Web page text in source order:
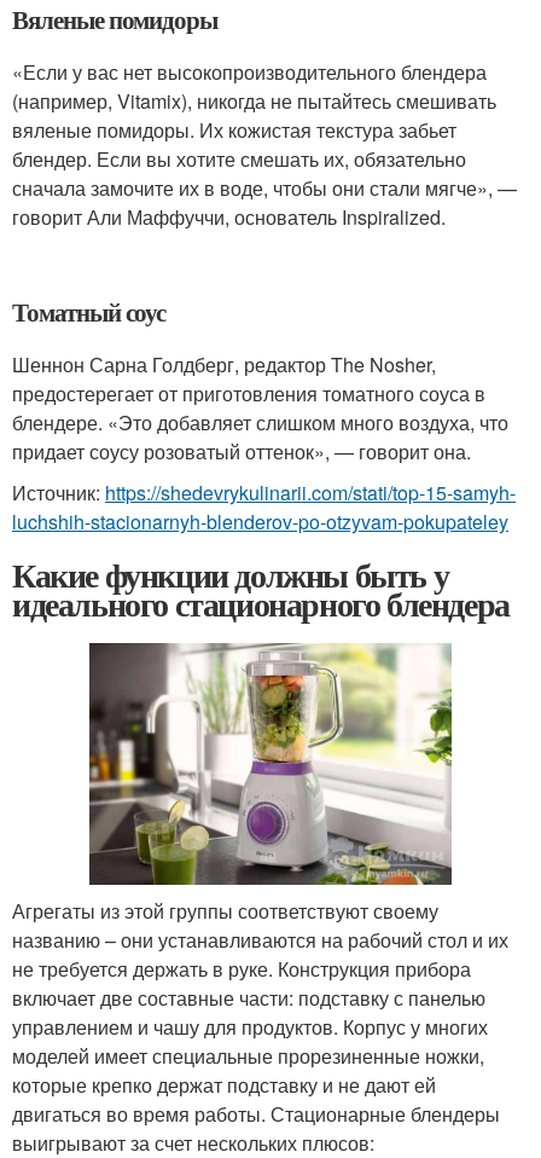
Вяленые помидоры
«Если у вас нет высокопроизводительного блендера
(например, Vitamix), никогда не пытайтесь смешивать
вяленые помидоры. Их кожистая текстура забьет
блендер. Если вы хотите смешать их, обязательно
сначала замочите их в воде, чтобы они стали мягче», —
говорит Али Маффуччи, основатель Inspiralized.
Томатный соус
Шеннон Сарна Голдберг, редактор The Nosher,
предостерегает от приготовления томатного соуса в
блендере. «Это добавляет слишком много воздуха, что
придает соусу розоватый оттенок», — говорит она.
Источник: https://shedevrykulinarii.com/stati/top-15-samyh-
luchshih-stacionarnyh-blenderov-po-otzyvam-pokupateley
Какие функции должны быть у
идеального стационарного блендера
Агрегаты из этой группы соответствуют своему
названию – они устанавливаются на рабочий стол и их
не требуется держать в руке. Конструкция прибора
включает две составные части: подставку с панелью
управлением и чашу для продуктов. Корпус у многих
моделей имеет специальные прорезиненные ножки,
которые крепко держат подставку и не дают ей
двигаться во время работы. Стационарные блендеры
выигрывают за счет нескольких плюсов: